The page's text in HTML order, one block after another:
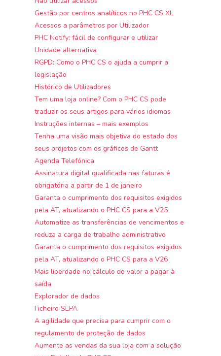
Gestão por centros analíticos no PHC CS XL
Acessos a parâmetros por Utilizador
PHC Notify: fácil de configurar e utilizar
Unidade alternativa
RGPD: Como o PHC CS o ajuda a cumprir a
legislação
Histórico de Utilizadores
Tem uma loja online? Com o PHC CS pode
traduzir os seus artigos para vários idiomas
Instruções internas – mais exemplos
Tenha uma visão mais objetiva do estado dos
seus projetos com os gráficos de Gantt
Agenda Telefónica
Assinatura digital qualificada nas faturas é
obrigatória a partir de 1 de janeiro
Garanta o cumprimento dos requisitos exigidos
pela AT, atualizando o PHC CS para a V25
Automatize as transferências de vencimentos e
reduza a carga de trabalho administrativo
Garanta o cumprimento dos requisitos exigidos
pela AT, atualizando o PHC CS para a V26
Mais liberdade no cálculo do valor a pagar à
saída
Explorador de dados
Ficheiro SEPA
A agilidade que precisa para cumprir com o
regulamento de proteção de dados
Aumente as vendas da sua loja com a solução